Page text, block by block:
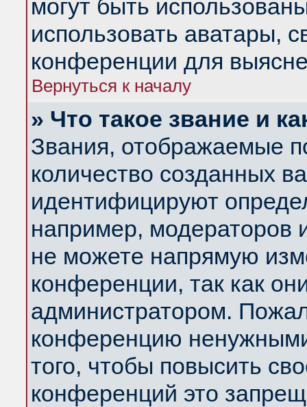
могут быть
использовать аватары,
конференции для
Вернуться к началу
» Что такое звание и
Звания, отображаемые
количество созданных
идентифицируют
например, модераторов
не можете напрямую
конференции, так как
администратором.
конференцию
того, чтобы повысить
конференций это